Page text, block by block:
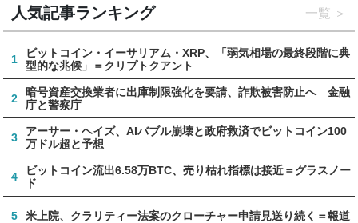
人気記事ランキング 一覧
1
ビットコイン・イーサリアム・XRP、「弱気相場の最終段階に典
型的な兆候」＝クリプトクアント
2
暗号資産交換業者に出庫制限強化を要請、詐欺被害防止へ 金融
庁と警察庁
3
アーサー・ヘイズ、AIバブル崩壊と政府救済でビットコイン100
万ドル超と予想
4
ビットコイン流出6.58万BTC、売り枯れ指標は接近＝グラスノー
ド
5 米上院、クラリティー法案のクローチャー申請見送り続く＝報道